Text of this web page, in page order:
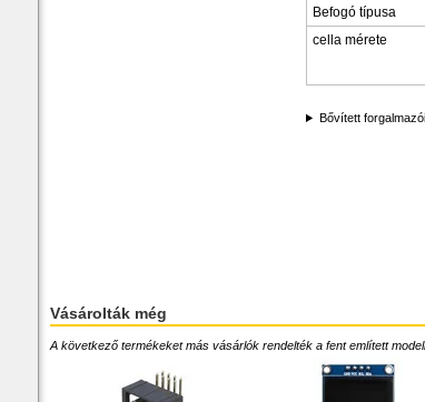
Befogó típusa
cella mérete
Bővített
Vásárolták még
A következő termékeket más vásárlók rendelték a fent említett